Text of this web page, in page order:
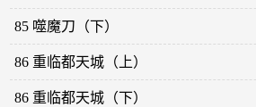
85 噬魔刀（下）
86 重临都天城（上）
86 重临都天城（下）